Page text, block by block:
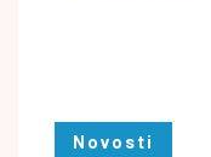
Novosti